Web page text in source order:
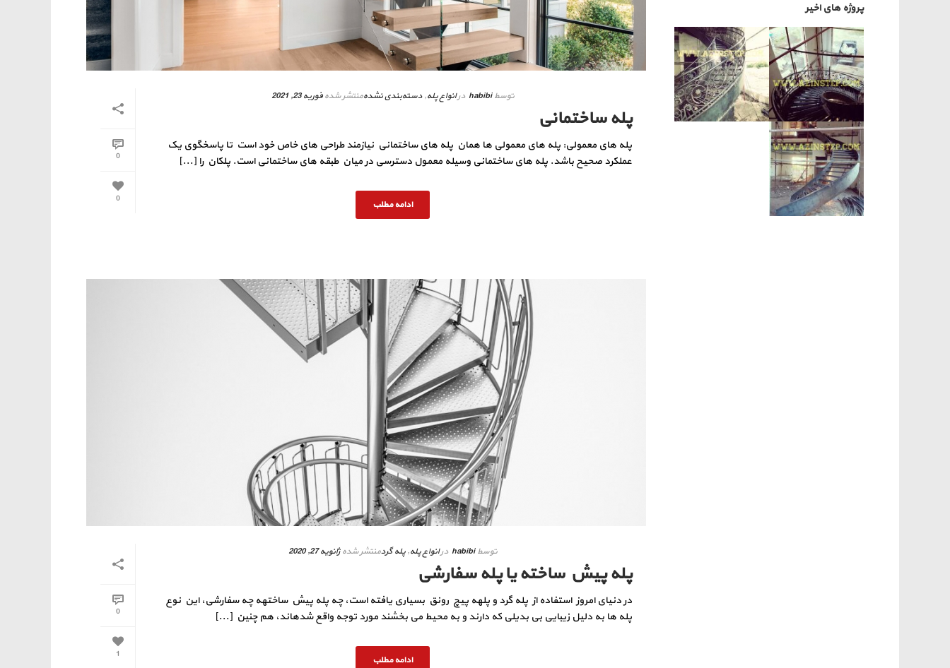
0
0
توسط habibi درانواع پله,دسته‌بندی نشدهمنتشر شده فوریه 23, 2021
پله ساختمانی
پله های معمولی: پله های معمولی ها همان پله های ساختمانی نیازمند طراحی های خاص خود است تا پاسخگوی یک
عملکرد صحیح باشد. پله های ساختمانی وسیله معمول دسترسی در میان طبقه های ساختمانی است. پلکان را [...]
ادامه مطلب
0
1
توسط habibi درانواع پله,پله گردمنتشر شده ژانویه 27, 2020
پله پیش ساخته یا پله سفارشی
در دنیای امروز استفاده از پله گرد و پلهه پیچ رونق بسیاری یافته است، چه پله پیش ساختهه چه سفارشی، این نوع
پله ها به دلیل زیبایی بی بدیلی که دارند و به محیط می بخشند مورد توجه واقع شدهاند، هم چنین [...]
ادامه مطلب
پروژه های اخیر